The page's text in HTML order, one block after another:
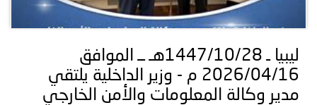
ليبيا ـ 1447/10/28هـ ــ الموافق
2026/04/16 م - وزير الداخلية يلتقي
مدير وكالة المعلومات والأمن الخارجي